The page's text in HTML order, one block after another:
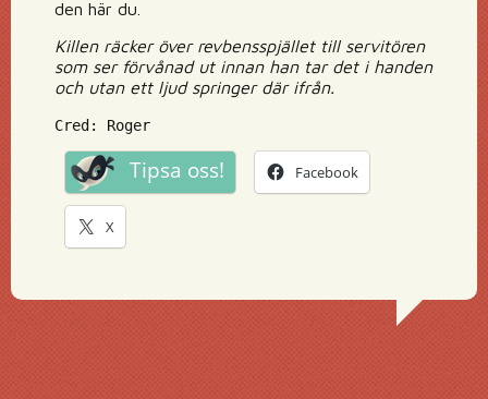
den här du.
Killen räcker över revbensspjället till servitören
som ser förvånad ut innan han tar det i handen
och utan ett ljud springer där ifrån.
Cred: Roger
Tipsa oss! Facebook
X